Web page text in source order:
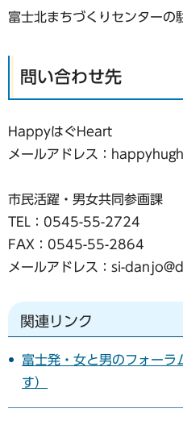
富士北まちづくりセンターの
問い合わせ先
HappyはぐHeart
メールアドレス：
市民活躍・男女共同参画課
TEL：0545-55-2724
FAX：0545-55-2864
メールアドレス：si-
関連リンク
富士発・女と男のフォーラ
す）